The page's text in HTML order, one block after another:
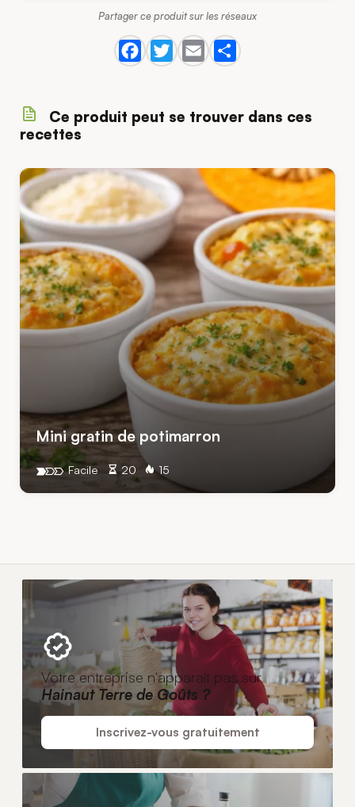
Partager ce produit sur les réseaux
Ce produit peut se trouver dans ces
recettes
Mini gratin de potimarron
20 15
Facile
Votre entreprise n'apparaît pas sur
Hainaut Terre de Goûts ?
Inscrivez-vous gratuitement